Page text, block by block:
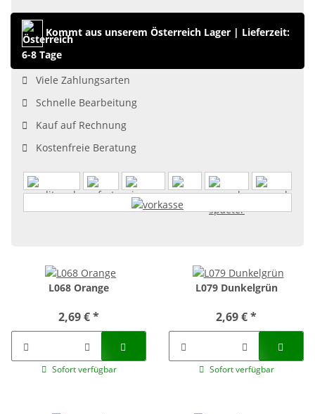
Kommt aus unserem Österreich Lager | Lieferzeit:
6-8 Tage
Viele Zahlungsarten
Schnelle Bearbeitung
Kauf auf Rechnung
Kostenfreie Beratung
L068 Orange
2,69 €*
Sofort verfügbar
L079 Dunkelgrün
2,69 €*
Sofort verfügbar